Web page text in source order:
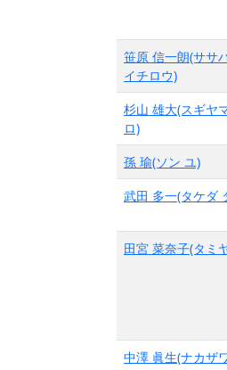
笹原 信一朗(ササ
イチロウ)
杉山 雄大(スギヤ
ロ)
孫 瑜(ソン ユ)
武田 多一(タケダ
田宮 菜奈子(タミ
中澤 眞生(ナカザ